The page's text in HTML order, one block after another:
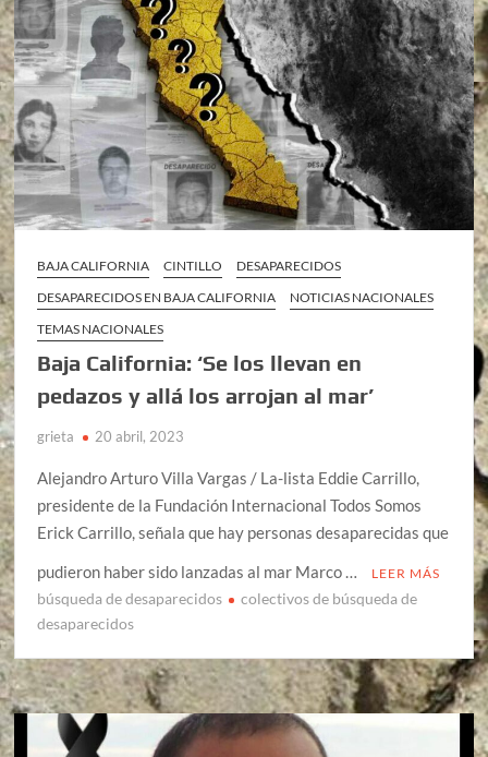
BAJA CALIFORNIA CINTILLO
DESAPARECIDOS
DESAPARECIDOS EN BAJA CALIFORNIA
NOTICIAS NACIONALES
TEMAS NACIONALES
Baja California: ‘Se los llevan en
pedazos y allá los arrojan al mar’
grieta 20 abril, 2023
Alejandro Arturo Villa Vargas / La-lista Eddie Carrillo,
presidente de la Fundación Internacional Todos Somos
Erick Carrillo, señala que hay personas desaparecidas que
pudieron haber sido lanzadas al mar Marco …
LEER MÁS
búsqueda de desaparecidos
colectivos de búsqueda de
desaparecidos